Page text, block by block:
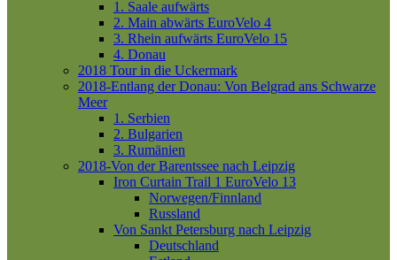
1. Saale aufwärts
2. Main abwärts EuroVelo 4
3. Rhein aufwärts EuroVelo 15
4. Donau
2018 Tour in die Uckermark
2018-Entlang der Donau: Von Belgrad ans Schwarze
Meer
1. Serbien
2. Bulgarien
3. Rumänien
2018-Von der Barentssee nach Leipzig
Iron Curtain Trail 1 EuroVelo 13
Norwegen/Finnland
Russland
Von Sankt Petersburg nach Leipzig
Deutschland